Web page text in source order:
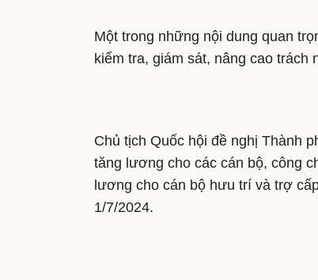
Một trong những nội dung quan
kiểm tra, giám sát, nâng cao
Chủ tịch Quốc hội đề nghị Thành
tăng lương cho các cán bộ, công
lương cho cán bộ hưu trí và trợ
1/7/2024.